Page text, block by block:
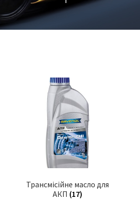
Трансмісійне масло для
АКП (17)